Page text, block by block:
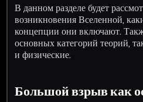
В данном разделе будет
возникновения Вселенной,
концепции они включают.
основных категорий теорий,
и физические.
Большой взрыв как